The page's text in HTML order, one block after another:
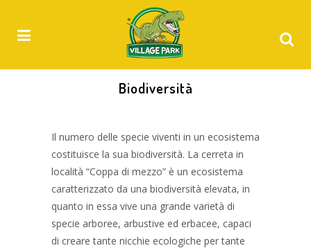
Biodiversità
Il numero delle specie viventi in un ecosistema
costituisce la sua biodiversità. La cerreta in
località “Coppa di mezzo” è un ecosistema
caratterizzato da una biodiversità elevata, in
quanto in essa vive una grande varietà di
specie arboree, arbustive ed erbacee, capaci
di creare tante nicchie ecologiche per tante